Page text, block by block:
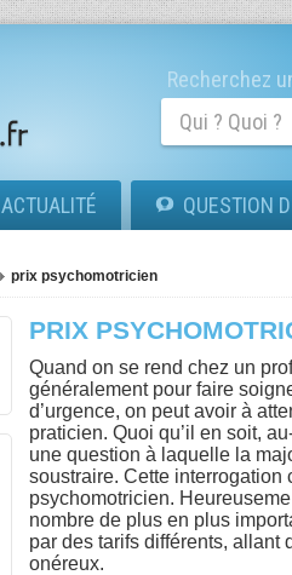
Recherchez
ACTUALITÉ QUESTION
prix psychomotricien
PRIX
Quand on se rend chez un
généralement pour faire
d’urgence, on peut avoir à
praticien. Quoi qu’il en soit,
une question à laquelle la
soustraire. Cette
psychomotricien.
nombre de plus en plus
par des tarifs différents,
onéreux.